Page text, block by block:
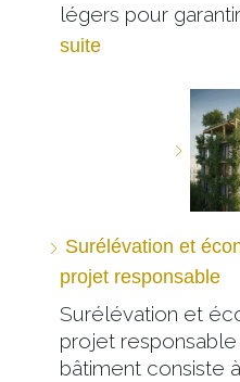
légers pour
suite
Surélévation et
projet responsable
Surélévation et
projet responsable
bâtiment consiste